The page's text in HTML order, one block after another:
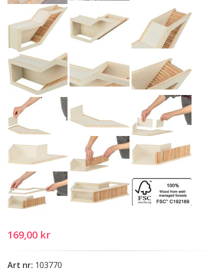
169,00 kr
Art nr: 103770